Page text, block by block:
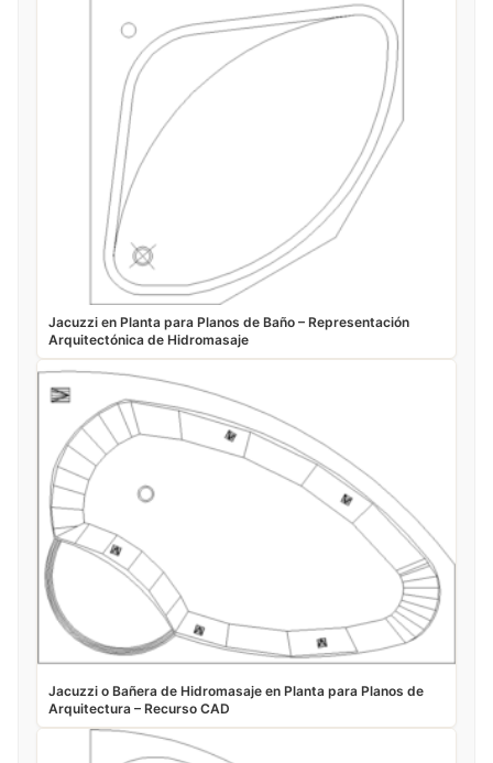
Jacuzzi en Planta para Planos de Baño – Representación
Arquitectónica de Hidromasaje
Jacuzzi o Bañera de Hidromasaje en Planta para Planos de
Arquitectura – Recurso CAD